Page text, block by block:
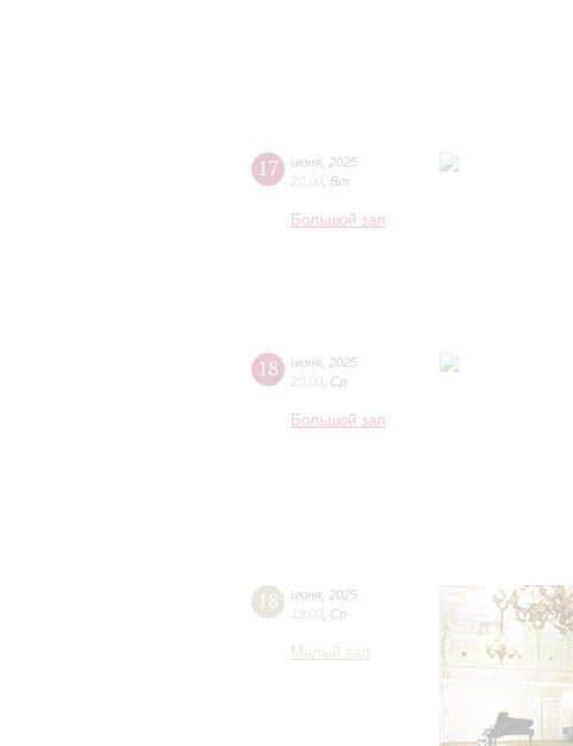
17 июня 2025
20:00 Вт
Большой зал
18 июня 2025
20:00 Ср
Большой зал
18 июня 2025
19:00 Ср
Малый зал